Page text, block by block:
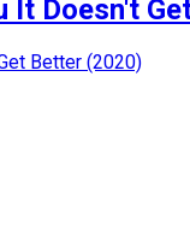
It Doesn't